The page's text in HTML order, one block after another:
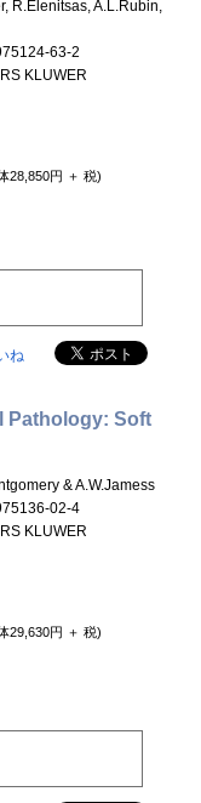
R.Elenitsas, A.L.Rubin,
63-2
KLUWER
28,850円 ＋ 税)
ね
Pathology: Soft
& A.W.Jamess
02-4
KLUWER
29,630円 ＋ 税)